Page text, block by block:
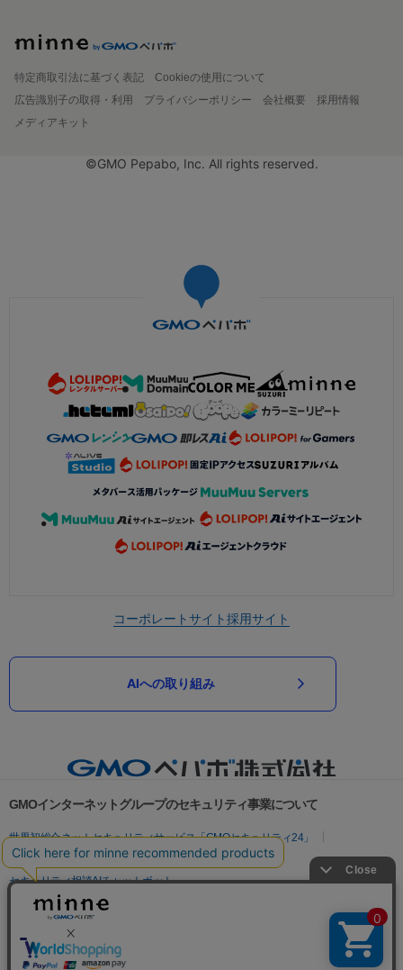
特定商取引法に基づく表記
Cookieの使用について
広告識別子の取得・利用
プライバシーポリシー 会社概要
採用情報
メディアキット
©GMO Pepabo, Inc. All rights reserved.
コーポレートサイト採用サイト
AIへの取り組み
GMOインターネットグループのセキュリティ事業について
世界初総合ネットセキュリティサービス「GMOセキュリティ24」
パスワード漏洩診断
Webサイトリスク診断
セキュリティ相談AIチャットボット
実在証明・盗聴対策
サイバー攻撃対策（GMO Flatt Security）